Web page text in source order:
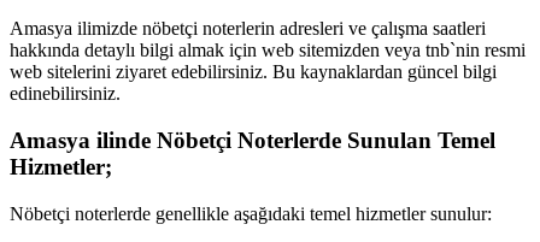
Amasya ilimizde nöbetçi noterlerin adresleri ve çalışma saatleri
hakkında detaylı bilgi almak için web sitemizden veya tnb`nin resmi
web sitelerini ziyaret edebilirsiniz. Bu kaynaklardan güncel bilgi
edinebilirsiniz.
Amasya ilinde Nöbetçi Noterlerde Sunulan Temel
Hizmetler;
Nöbetçi noterlerde genellikle aşağıdaki temel hizmetler sunulur: